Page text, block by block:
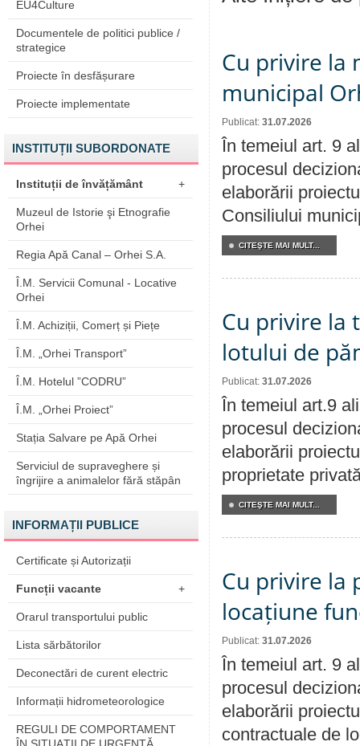
EU4Culture
Documentele de politici publice /
strategice
Proiecte în desfășurare
Proiecte implementate
INSTITUȚII SUBORDONATE
Instituții de învățământ +
Muzeul de Istorie şi Etnografie
Orhei
Regia Apă Canal – Orhei S.A.
Î.M. Servicii Comunal - Locative
Orhei
Î.M. Achiziții, Comerț și Piețe
Î.M. „Orhei Transport”
Î.M. Hotelul ”CODRU”
Î.M. „Orhei Proiect”
Stația Salvare pe Apă Orhei
Serviciul de supraveghere și
îngrijire a animalelor fără stăpân
INFORMAȚII PUBLICE
Certificate și Autorizații
Funcții vacante +
Orarul transportului public
Lista sărbătorilor
Deconectări de curent electric
Informații hidrometeorologice
REGULI DE COMPORTAMENT
Cu privire la
municipal
Publicat: 31.07.2026
În temeiul art. 9
procesul
elaborării
Consiliului
CITEŞTE MAI MULT...
Cu privire la
lotului de
Publicat: 31.07.2026
În temeiul art.9
procesul
elaborării
proprietate
CITEŞTE MAI MULT...
Cu privire la
locațiune
Publicat: 31.07.2026
În temeiul art. 9
procesul
elaborării
contractuale de